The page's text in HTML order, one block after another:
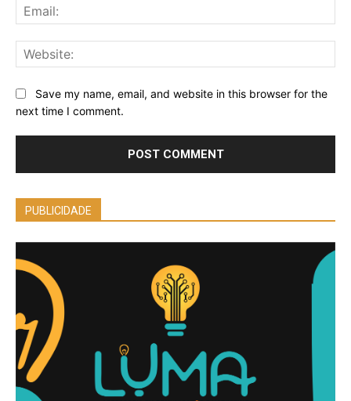
Save my name, email, and website in this browser for the
next time I comment.
PUBLICIDADE